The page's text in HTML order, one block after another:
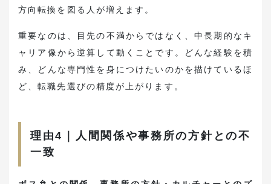
方向転換を図る人が増えます。
重要なのは、目先の不満からではなく、中長期的なキ
ャリア像から逆算して動くことです。どんな経験を積
み、どんな専門性を身につけたいのかを描けているほ
ど、転職先選びの精度が上がります。
理由4｜人間関係や事務所の方針との不
一致